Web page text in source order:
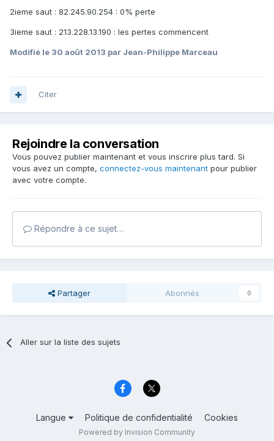
2ieme saut : 82.245.90.254 : 0% perte
3ieme saut : 213.228.13.190 : les pertes commencent
Modifié le 30 août 2013 par Jean-Philippe Marceau
Citer
Rejoindre la conversation
Vous pouvez publier maintenant et vous inscrire plus tard. Si
vous avez un compte, connectez-vous maintenant pour publier
avec votre compte.
Répondre à ce sujet…
Partager Abonnés 0
Aller sur la liste des sujets
Langue Politique de confidentialité Cookies
Powered by Invision Community